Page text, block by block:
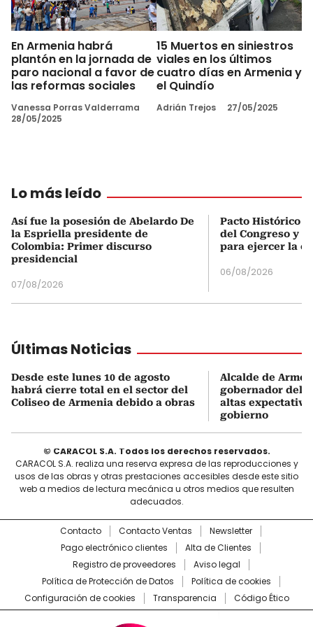
En Armenia habrá
plantón en la jornada de
paro nacional a favor de
las reformas sociales
Vanessa Porras Valderrama
28/05/2025
15 Muertos en siniestros
viales en los últimos
cuatro días en Armenia y
el Quindío
Adrián Trejos 27/05/2025
Lo más leído
Así fue la posesión de Abelardo De
la Espriella presidente de
Colombia: Primer discurso
presidencial
07/08/2026
Pacto Histórico
del Congreso y
para ejercer la
06/08/2026
Últimas Noticias
Desde este lunes 10 de agosto
habrá cierre total en el sector del
Coliseo de Armenia debido a obras
Alcalde de
gobernador del
altas
gobierno
© CARACOL S.A. Todos los derechos reservados.
CARACOL S.A. realiza una reserva expresa de las reproducciones y
usos de las obras y otras prestaciones accesibles desde este sitio
web a medios de lectura mecánica u otros medios que resulten
adecuados.
Contacto Contacto Ventas
Newsletter
Pago electrónico clientes
Alta de Clientes
Registro de proveedores
Aviso legal
Política de Protección de Datos
Política de cookies
Configuración de cookies
Transparencia Código Ético